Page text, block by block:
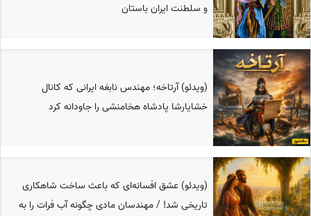
و سلطنت ایران باستان
(ویدئو) آرتاخه؛ مهندس نابغه ایرانی که کانال
خشایارشا پادشاه هخامنشی را جاودانه کرد
(ویدئو) عشق افسانه‌ای که باعث ساخت شاهکاری
تاریخی شد! / مهندسان مادی چگونه آب فرات را به